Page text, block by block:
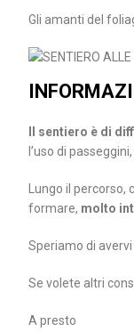
Gli amanti del
Il sentiero è di
l’uso di
Lungo il percorso,
formare, molto
Speriamo di
Se volete altri
A presto